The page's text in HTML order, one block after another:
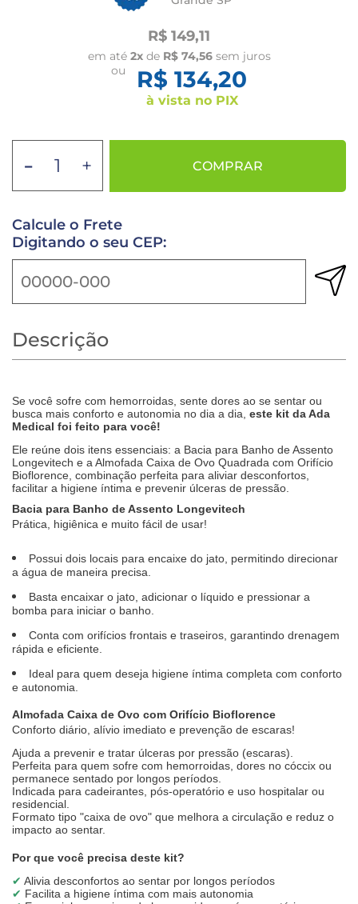
R$ 149,11
em até 2xde R$ 74,56sem juros
ou
R$ 134,20
à vista no PIX
- + COMPRAR
Calcule o Frete
Digitando o seu CEP:
Descrição
Se você sofre com hemorroidas, sente dores ao se sentar ou
busca mais conforto e autonomia no dia a dia, este kit da Ada
Medical foi feito para você!
Ele reúne dois itens essenciais: a Bacia para Banho de Assento
Longevitech e a Almofada Caixa de Ovo Quadrada com Orifício
Bioflorence, combinação perfeita para aliviar desconfortos,
facilitar a higiene íntima e prevenir úlceras de pressão.
Bacia para Banho de Assento Longevitech
Prática, higiênica e muito fácil de usar!
Possui dois locais para encaixe do jato, permitindo direcionar
a água de maneira precisa.
Basta encaixar o jato, adicionar o líquido e pressionar a
bomba para iniciar o banho.
Conta com orifícios frontais e traseiros, garantindo drenagem
rápida e eficiente.
Ideal para quem deseja higiene íntima completa com conforto
e autonomia.
Almofada Caixa de Ovo com Orifício Bioflorence
Conforto diário, alívio imediato e prevenção de escaras!
Ajuda a prevenir e tratar úlceras por pressão (escaras).
Perfeita para quem sofre com hemorroidas, dores no cóccix ou
permanece sentado por longos períodos.
Indicada para cadeirantes, pós-operatório e uso hospitalar ou
residencial.
Formato tipo "caixa de ovo" que melhora a circulação e reduz o
impacto ao sentar.
Por que você precisa deste kit?
✔ Alivia desconfortos ao sentar por longos períodos
✔ Facilita a higiene íntima com mais autonomia